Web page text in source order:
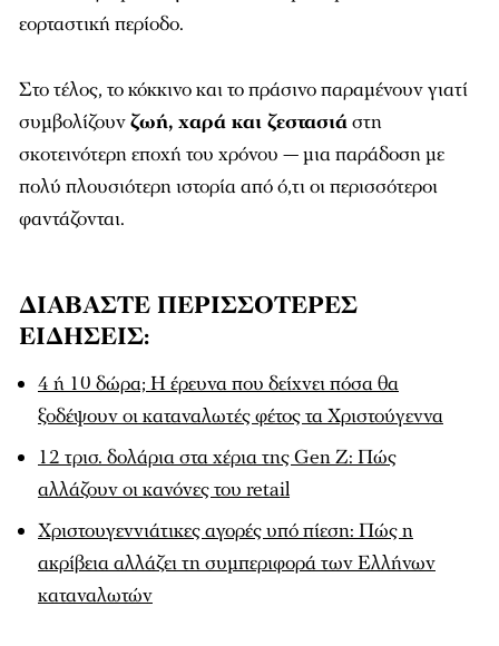
εορταστική περίοδο.
Στο τέλος, το κόκκινο και το πράσινο παραμένουν γιατί
συμβολίζουνζωή, χαρά και ζεστασιάστη
σκοτεινότερη εποχή του χρόνου — μια παράδοση με
πολύ πλουσιότερη ιστορία από ό,τι οι περισσότεροι
φαντάζονται.
ΔΙΑΒΑΣΤΕ ΠΕΡΙΣΣΟΤΕΡΕΣ
ΕΙΔΗΣΕΙΣ:
4 ή 10 δώρα; Η έρευνα που δείχνει πόσα θα
ξοδέψουν οι καταναλωτές φέτος τα Χριστούγεννα
12 τρισ. δολάρια στα χέρια της Gen Z: Πώς
αλλάζουν οι κανόνες του retail
Χριστουγεννιάτικες αγορές υπό πίεση: Πώς η
ακρίβεια αλλάζει τη συμπεριφορά των Ελλήνων
καταναλωτών